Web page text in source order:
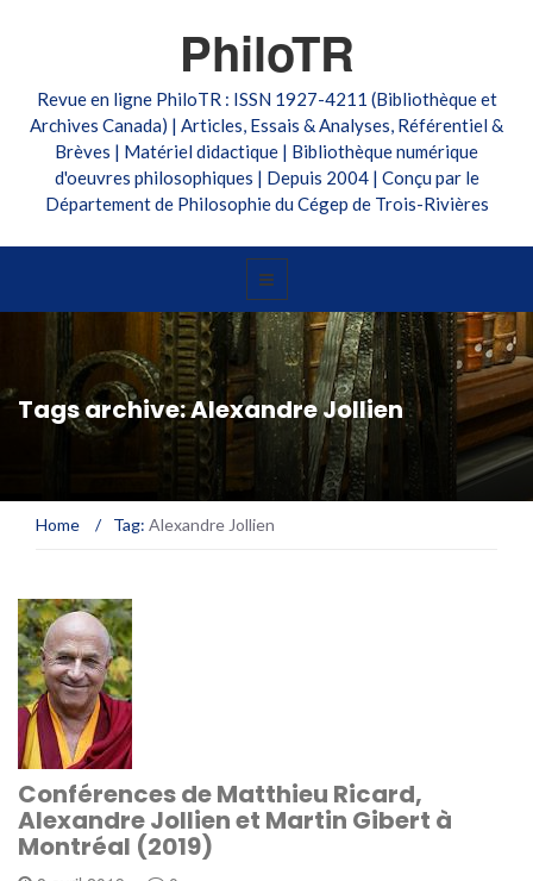
PhiloTR
Revue en ligne PhiloTR : ISSN 1927-4211 (Bibliothèque et
Archives Canada) | Articles, Essais & Analyses, Référentiel &
Brèves | Matériel didactique | Bibliothèque numérique
d'oeuvres philosophiques | Depuis 2004 | Conçu par le
Département de Philosophie du Cégep de Trois-Rivières
Tags archive: Alexandre Jollien
Home / Tag: Alexandre Jollien
Conférences de Matthieu Ricard,
Alexandre Jollien et Martin Gibert à
Montréal (2019)